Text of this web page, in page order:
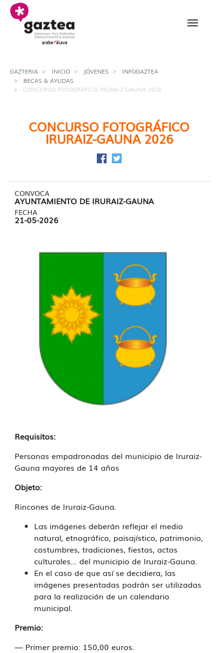
Saltar al contenido principal
Concurso fotografico
GAZTERIA INICIO JÓVENES
INFOGAZTEA
BECAS & AYUDAS
CONCURSO FOTOGRAFICO IRURAIZ-GAUNA 2026
CONCURSO FOTOGRÁFICO
IRURAIZ-GAUNA 2026
Compartir en Facebook
Compartir en Twitter
CONVOCA
AYUNTAMIENTO DE IRURAIZ-GAUNA
FECHA
21-05-2026
Requisitos:
Personas empadronadas del municipio de Iruraiz-
Gauna mayores de 14 años
Objeto:
Rincones de Iruraiz-Gauna.
Las imágenes deberán reflejar el medio
natural, etnográfico, paisajístico, patrimonio,
costumbres, tradiciones, fiestas, actos
culturales… del municipio de Iruraiz-Gauna.
En el caso de que así se decidiera, las
imágenes presentadas podrán ser utilizadas
para la realización de un calendario
municipal.
Premio:
— Primer premio: 150,00 euros.